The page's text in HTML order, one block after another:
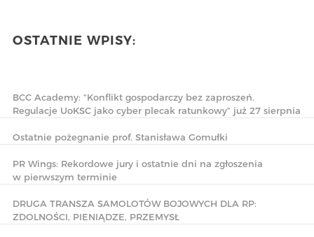
OSTATNIE WPISY:
BCC Academy: “Konflikt gospodarczy bez zaproszeń.
Regulacje UoKSC jako cyber plecak ratunkowy” już 27 sierpnia
Ostatnie pożegnanie prof. Stanisława Gomułki
PR Wings: Rekordowe jury i ostatnie dni na zgłoszenia
w pierwszym terminie
DRUGA TRANSZA SAMOLOTÓW BOJOWYCH DLA RP:
ZDOLNOŚCI, PIENIĄDZE, PRZEMYSŁ